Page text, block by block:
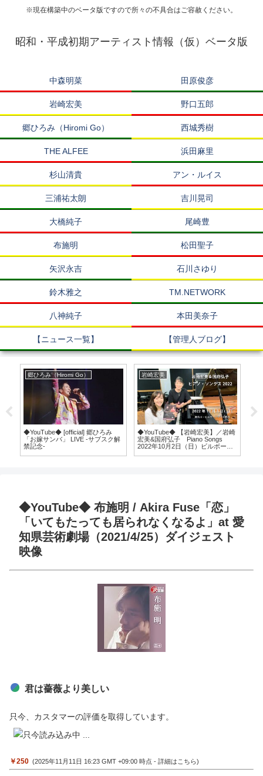
※現在構築中のベータ版ですので所々の不具合はご容赦ください。
昭和・平成初期アーティスト情報（仮）ベータ版
中森明菜 田原俊彦
岩崎宏美 野口五郎
郷ひろみ（Hiromi Go） 西城秀樹
THE ALFEE 浜田麻里
杉山清貴 アン・ルイス
三浦祐太朗 吉川晃司
大橋純子 尾崎豊
布施明 松田聖子
矢沢永吉 石川さゆり
鈴木雅之 TM.NETWORK
八神純子 本田美奈子
【ニュース一覧】 【管理人ブログ】
郷ひろみ（Hiromi Go）
◆YouTube◆ [official] 郷ひろみ
「お嫁サンバ」 LIVE -サブスク解
禁記念-
岩崎宏美
◆YouTube◆ 【岩崎宏美】／岩崎
宏美&国府弘子 Piano Songs
2022年10月2日（日）ビルボード
◆YouTube◆ 布施明 / Akira Fuse「恋」
「いてもたっても居られなくなるよ」at 愛
知県芸術劇場（2021/4/25）ダイジェスト
映像
君は薔薇より美しい
只今、カスタマーの評価を取得しています。
￥250 (2025年11月11日 16:23 GMT +09:00 時点 -詳細はこちら)